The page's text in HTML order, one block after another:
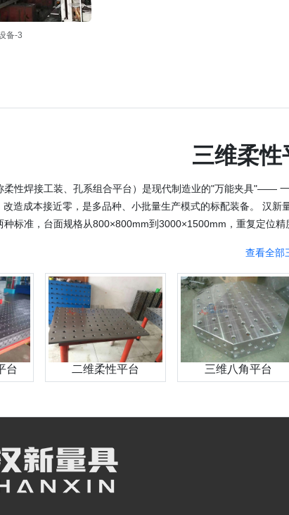
全景
三维柔性
柔性焊接工装、孔系组合平台）是现代制造业的"万能夹具"——
改造成本接近零，是多品种、小批量生产模式的标配装备。 汉
标准，台面规格从800×800mm到3000×1500mm，重复定位
查看全部
台 二维柔性平台 三维八角平台